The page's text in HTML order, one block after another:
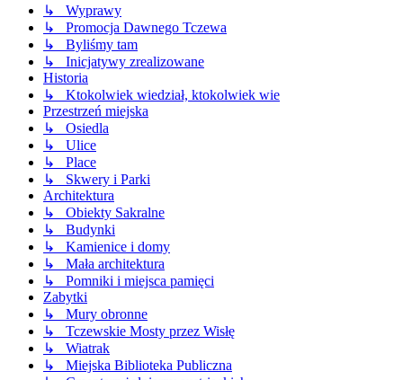
↳ Wyprawy
↳ Promocja Dawnego Tczewa
↳ Byliśmy tam
↳ Inicjatywy zrealizowane
Historia
↳ Ktokolwiek wiedział, ktokolwiek wie
Przestrzeń miejska
↳ Osiedla
↳ Ulice
↳ Place
↳ Skwery i Parki
Architektura
↳ Obiekty Sakralne
↳ Budynki
↳ Kamienice i domy
↳ Mała architektura
↳ Pomniki i miejsca pamięci
Zabytki
↳ Mury obronne
↳ Tczewskie Mosty przez Wisłę
↳ Wiatrak
↳ Miejska Biblioteka Publiczna